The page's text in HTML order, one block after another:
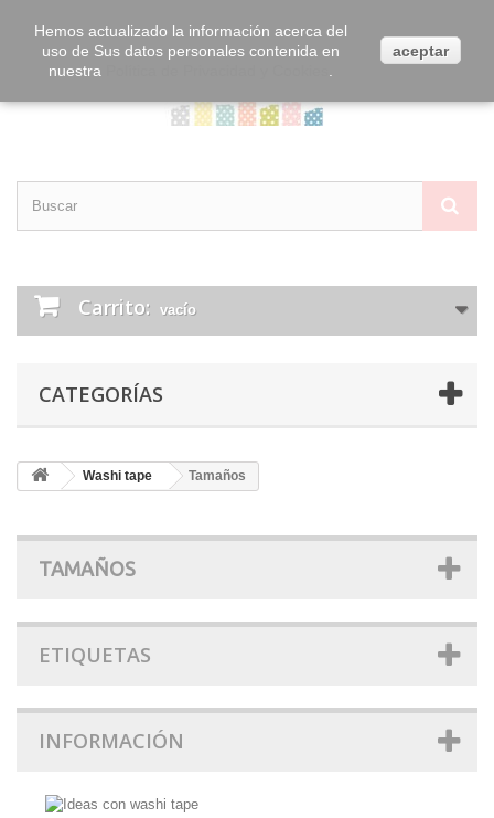
Carrito: vacío
CATEGORÍAS
Washi tape Tamaños
TAMAÑOS
ETIQUETAS
INFORMACIÓN
Hemos actualizado la información acerca del
uso de Sus datos personales contenida en
nuestra
aceptar